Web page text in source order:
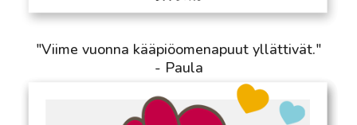
"Viime vuonna kääpiöomenapuut yllättivät."
- Paula